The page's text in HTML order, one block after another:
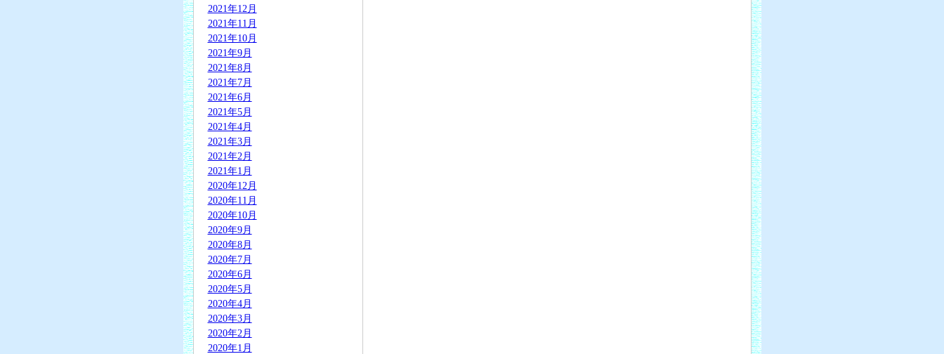
2021年12月
2021年11月
2021年10月
2021年9月
2021年8月
2021年7月
2021年6月
2021年5月
2021年4月
2021年3月
2021年2月
2021年1月
2020年12月
2020年11月
2020年10月
2020年9月
2020年8月
2020年7月
2020年6月
2020年5月
2020年4月
2020年3月
2020年2月
2020年1月